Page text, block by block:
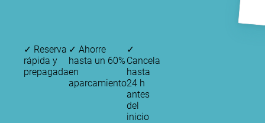
✓ Reserva
rápida y
prepagada
✓ Ahorre
hasta un 60%
en
aparcamiento
✓
Cancela
hasta
24 h
antes
del
inicio